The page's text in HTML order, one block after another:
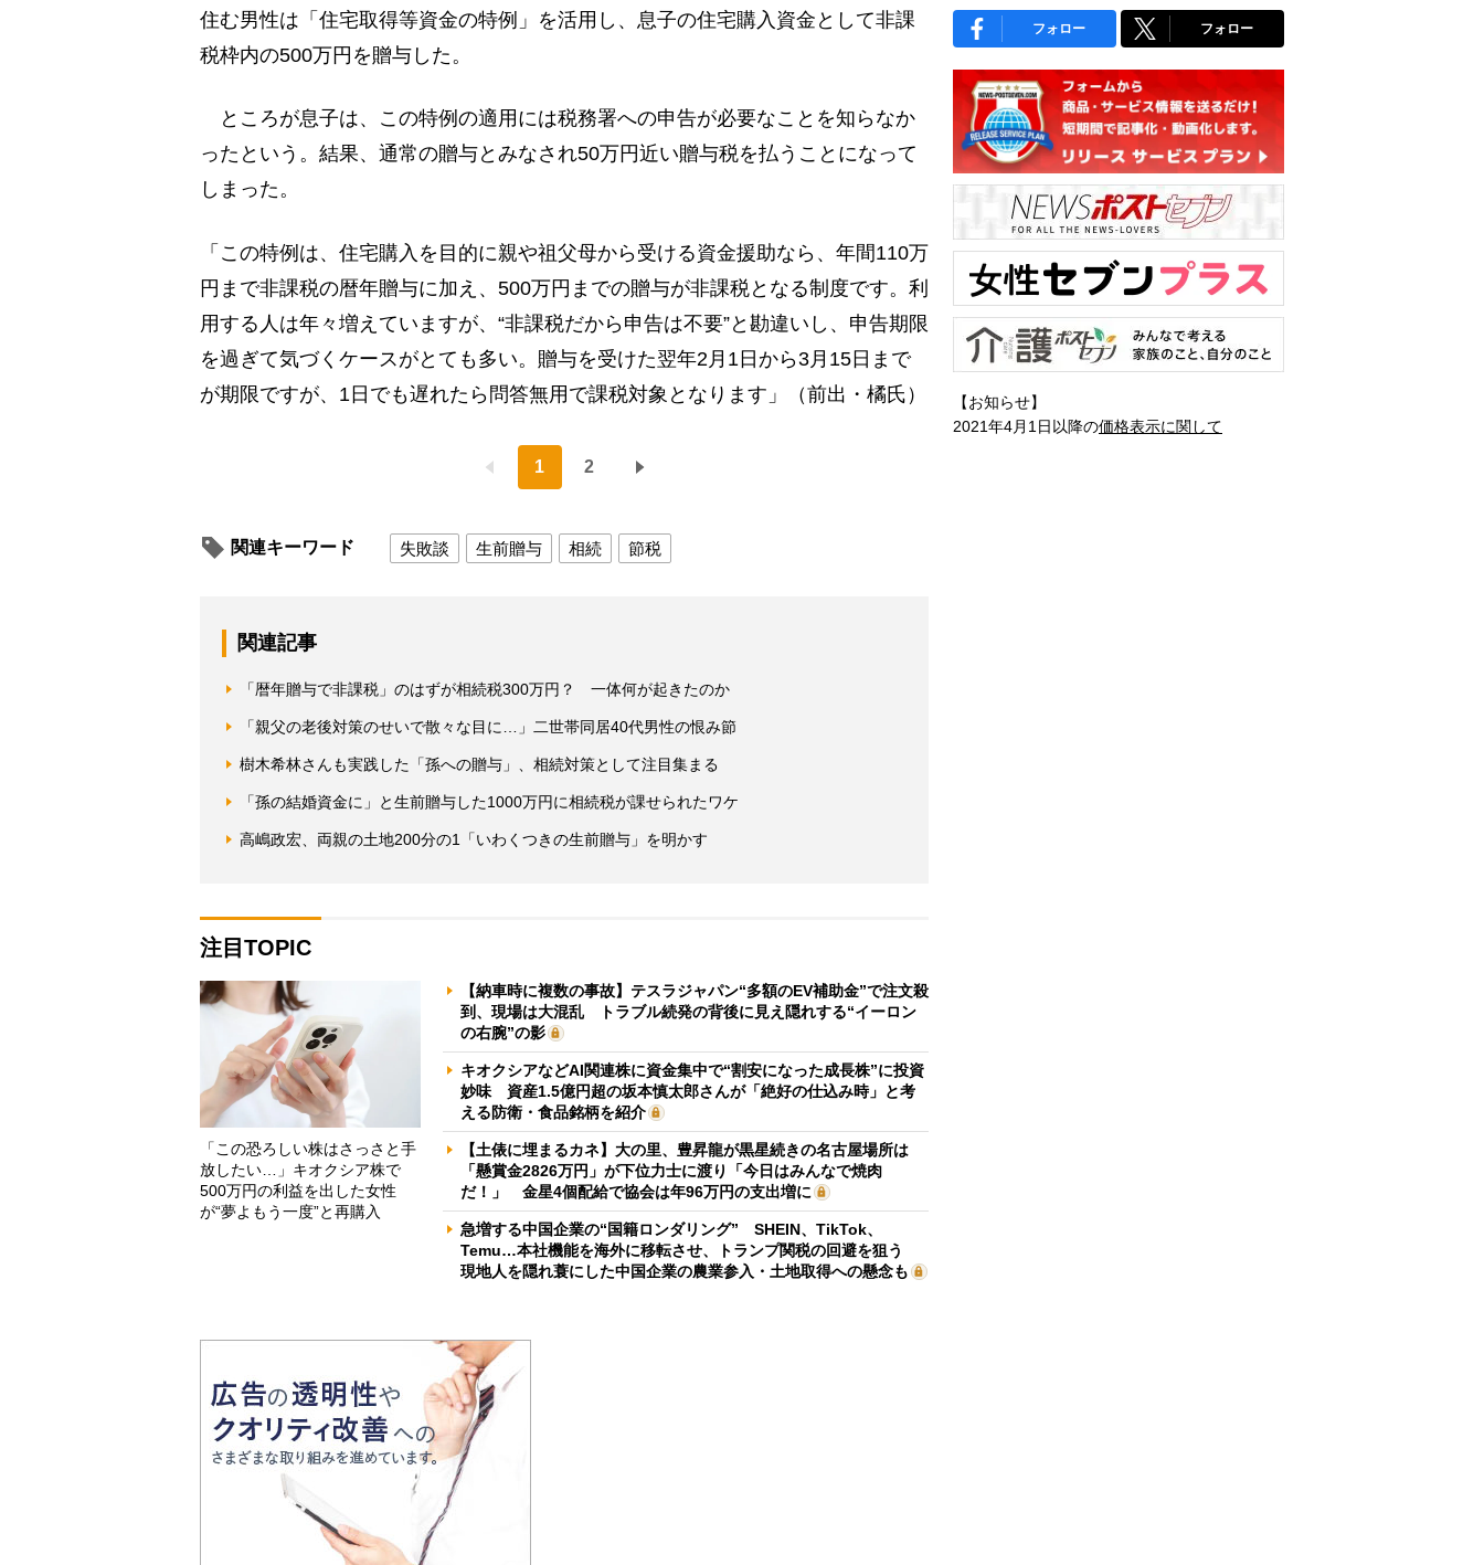
住む男性は「住宅取得等資金の特例」を活用し、息子の住宅購入資金として非課
税枠内の500万円を贈与した。
ところが息子は、この特例の適用には税務署への申告が必要なことを知らなか
ったという。結果、通常の贈与とみなされ50万円近い贈与税を払うことになって
しまった。
「この特例は、住宅購入を目的に親や祖父母から受ける資金援助なら、年間110万
円まで非課税の暦年贈与に加え、500万円までの贈与が非課税となる制度です。利
用する人は年々増えていますが、“非課税だから申告は不要”と勘違いし、申告期限
を過ぎて気づくケースがとても多い。贈与を受けた翌年2月1日から3月15日まで
が期限ですが、1日でも遅れたら問答無用で課税対象となります」（前出・橘氏）
1 2
関連キーワード 失敗談 生前贈与 相続 節税
関連記事
「暦年贈与で非課税」のはずが相続税300万円？ 一体何が起きたのか
「親父の老後対策のせいで散々な目に…」二世帯同居40代男性の恨み節
樹木希林さんも実践した「孫への贈与」、相続対策として注目集まる
「孫の結婚資金に」と生前贈与した1000万円に相続税が課せられたワケ
高嶋政宏、両親の土地200分の1「いわくつきの生前贈与」を明かす
注目TOPIC
「この恐ろしい株はさっさと手
放したい…」キオクシア株で
500万円の利益を出した女性
が“夢よもう一度”と再購入
【納車時に複数の事故】テスラジャパン“多額のEV補助金”で注文殺
到、現場は大混乱 トラブル続発の背後に見え隠れする“イーロン
の右腕”の影
キオクシアなどAI関連株に資金集中で“割安になった成長株”に投資
妙味 資産1.5億円超の坂本慎太郎さんが「絶好の仕込み時」と考
える防衛・食品銘柄を紹介
【土俵に埋まるカネ】大の里、豊昇龍が黒星続きの名古屋場所は
「懸賞金2826万円」が下位力士に渡り「今日はみんなで焼肉
だ！」 金星4個配給で協会は年96万円の支出増に
急増する中国企業の“国籍ロンダリング” SHEIN、TikTok、
Temu…本社機能を海外に移転させ、トランプ関税の回避を狙う
現地人を隠れ蓑にした中国企業の農業参入・土地取得への懸念も
フォロー フォロー
【お知らせ】
2021年4月1日以降の価格表示に関して